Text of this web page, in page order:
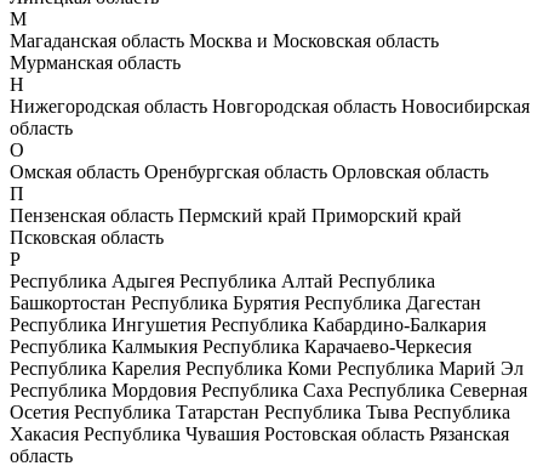
М
Магаданская область Москва и Московская область
Мурманская область
Н
Нижегородская область Новгородская область Новосибирская
область
О
Омская область Оренбургская область Орловская область
П
Пензенская область Пермский край Приморский край
Псковская область
Р
Республика Адыгея Республика Алтай Республика
Башкортостан Республика Бурятия Республика Дагестан
Республика Ингушетия Республика Кабардино-Балкария
Республика Калмыкия Республика Карачаево-Черкесия
Республика Карелия Республика Коми Республика Марий Эл
Республика Мордовия Республика Саха Республика Северная
Осетия Республика Татарстан Республика Тыва Республика
Хакасия Республика Чувашия Ростовская область Рязанская
область